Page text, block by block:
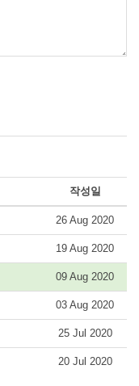
작성일
26 Aug 2020
19 Aug 2020
09 Aug 2020
03 Aug 2020
25 Jul 2020
20 Jul 2020